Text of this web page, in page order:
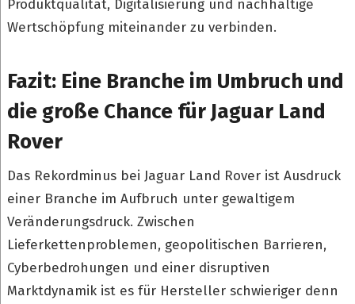
Produktqualität, Digitalisierung und nachhaltige
Wertschöpfung miteinander zu verbinden.
Fazit: Eine Branche im Umbruch und
die große Chance für Jaguar Land
Rover
Das Rekordminus bei Jaguar Land Rover ist Ausdruck
einer Branche im Aufbruch unter gewaltigem
Veränderungsdruck. Zwischen
Lieferkettenproblemen, geopolitischen Barrieren,
Cyberbedrohungen und einer disruptiven
Marktdynamik ist es für Hersteller schwieriger denn